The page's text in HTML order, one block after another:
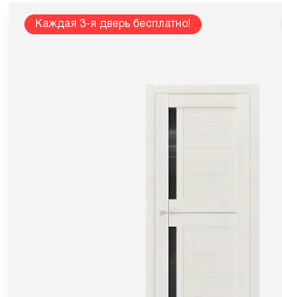
Каждая 3-я дверь бесплатно!